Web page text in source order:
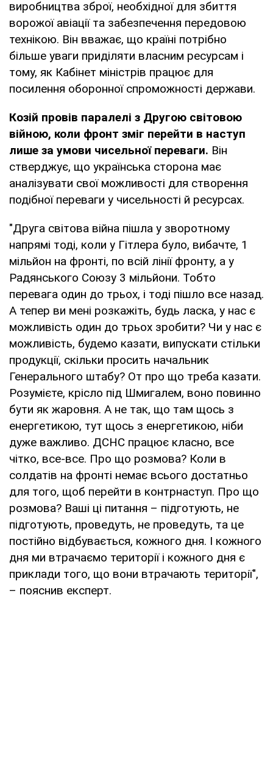
виробництва зброї, необхідної для збиття
ворожої авіації та забезпечення передовою
технікою. Він вважає, що країні потрібно
більше уваги приділяти власним ресурсам і
тому, як Кабінет міністрів працює для
посилення оборонної спроможності держави.
Козій провів паралелі з Другою світовою
війною, коли фронт зміг перейти в наступ
лише за умови чисельної переваги. Він
стверджує, що українська сторона має
аналізувати свої можливості для створення
подібної переваги у чисельності й ресурсах.
"Друга світова війна пішла у зворотному
напрямі тоді, коли у Гітлера було, вибачте, 1
мільйон на фронті, по всій лінії фронту, а у
Радянського Союзу 3 мільйони. Тобто
перевага один до трьох, і тоді пішло все назад.
А тепер ви мені розкажіть, будь ласка, у нас є
можливість один до трьох зробити? Чи у нас є
можливість, будемо казати, випускати стільки
продукції, скільки просить начальник
Генерального штабу? От про що треба казати.
Розумієте, крісло під Шмигалем, воно повинно
бути як жаровня. А не так, що там щось з
енергетикою, тут щось з енергетикою, ніби
дуже важливо. ДСНС працює класно, все
чітко, все-все. Про що розмова? Коли в
солдатів на фронті немає всього достатньо
для того, щоб перейти в контрнаступ. Про що
розмова? Ваші ці питання – підготують, не
підготують, проведуть, не проведуть, та це
постійно відбувається, кожного дня. І кожного
дня ми втрачаємо території і кожного дня є
приклади того, що вони втрачають території",
– пояснив експерт.